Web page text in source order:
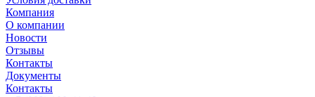
Компания
О компании
Новости
Отзывы
Контакты
Документы
Контакты